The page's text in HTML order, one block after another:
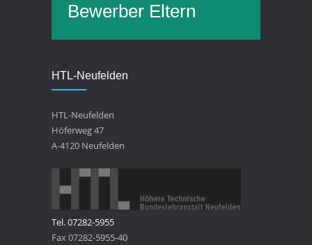
Bewerber Eltern
HTL-Neufelden
HTL-Neufelden
Höferweg 47
A-4120 Neufelden
Tel. 07282-5955
Fax 07282-5955-40